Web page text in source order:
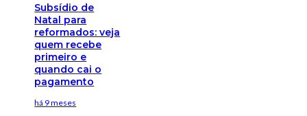
Subsídio de
Natal para
reformados: veja
quem recebe
primeiro e
quando cai o
pagamento
há 9 meses